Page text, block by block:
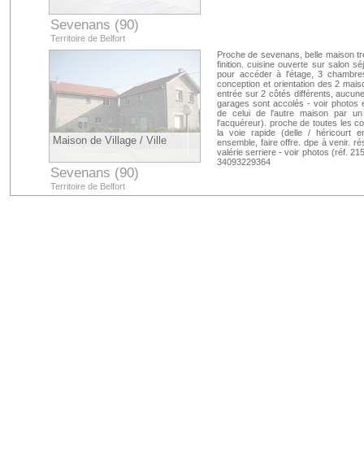
Sevenans (90)
Territoire de Belfort
Maison de Village / Ville
Sevenans (90)
Territoire de Belfort
Proche de sevenans, belle maison
finition. cuisine ouverte sur salon
pour accéder à l'étage, 3
conception et orientation des 2
entrée sur 2 côtés différents,
garages sont accolés - voir photos
de celui de l'autre maison par
l'acquéreur). proche de toutes les
la voie rapide (delle / héricourt
ensemble, faire offre. dpe à venir.
valérie serriere - voir photos (réf.
34093229364